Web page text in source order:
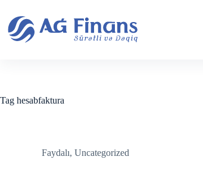
content
Tag hesabfaktura
Faydalı, Uncategorized